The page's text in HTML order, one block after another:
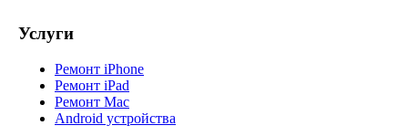
Услуги
Ремонт iPhone
Ремонт iPad
Ремонт Mac
Android устройства